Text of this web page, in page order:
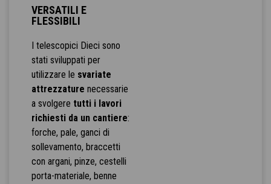
VERSATILI E
FLESSIBILI
I telescopici Dieci sono
stati sviluppati per
utilizzare le svariate
attrezzature necessarie
a svolgere tutti i lavori
richiesti da un cantiere:
forche, pale, ganci di
sollevamento, braccetti
con argani, pinze, cestelli
porta-materiale, benne